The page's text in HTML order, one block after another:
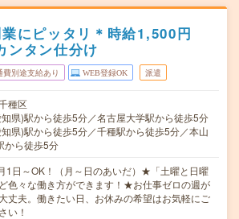
業にピッタリ＊時給1,500円
ンタン仕分け
費別途支給あり WEB登録OK 派遣
種区
県)駅から徒歩5分／名古屋大学駅から徒歩5分
知県)駅から徒歩5分／千種駅から徒歩5分／本山
から徒歩5分
1日～OK！（月～日のあいだ）★「土曜と日曜
色々な働き方ができます！★お仕事ゼロの週が
丈夫。働きたい日、お休みの希望はお気軽にご
い！